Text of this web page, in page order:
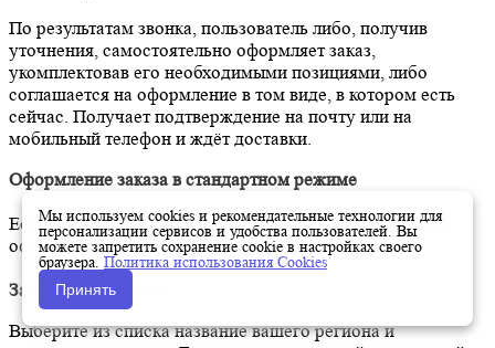
По результатам звонка, пользователь либо, получив
уточнения, самостоятельно оформляет заказ,
укомплектовав его необходимыми позициями, либо
соглашается на оформление в том виде, в котором есть
сейчас. Получает подтверждение на почту или на
мобильный телефон и ждёт доставки.
Оформление заказа в стандартном режиме
Если вы уверены в выборе, то можете самостоятельно
оформить заказ, заполнив по этапам всю форму.
Заполнение адреса
Выберите из списка название вашего региона и
Мы используем cookies и рекомендательные технологии для
персонализации сервисов и удобства пользователей. Вы
можете запретить сохранение cookie в настройках своего
браузера. Политика использования Cookies
Принять